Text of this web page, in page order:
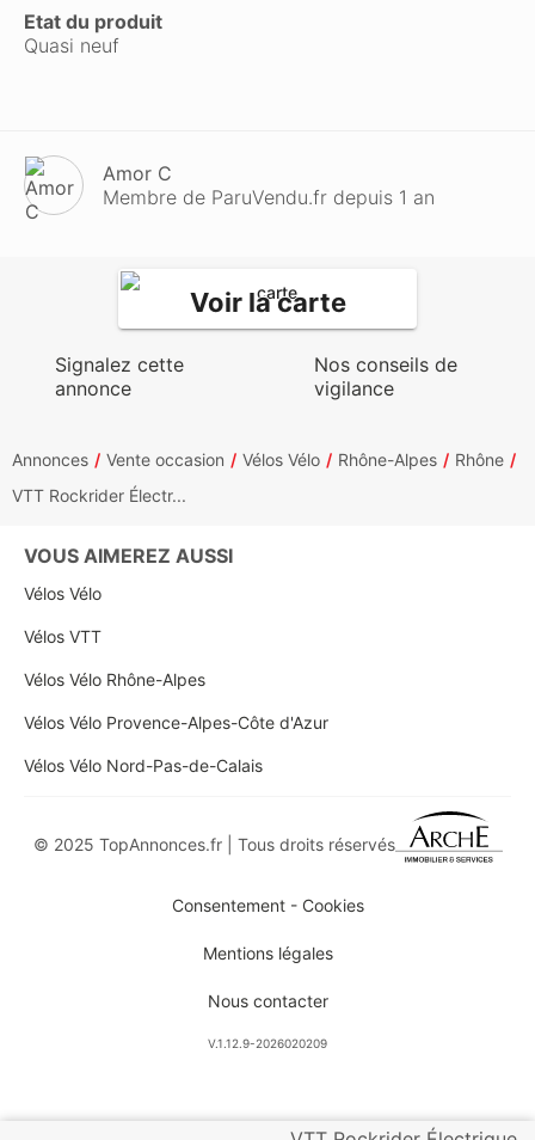
Etat du produit
Quasi neuf
Amor C
Membre de ParuVendu.fr depuis 1 an
Voir la carte
Signalez cette
annonce
Nos conseils de
vigilance
Annonces Vente occasion Vélos Vélo Rhône-Alpes
Rhône
VTT Rockrider Électr...
VOUS AIMEREZ AUSSI
Vélos Vélo
Vélos VTT
Vélos Vélo Rhône-Alpes
Vélos Vélo Provence-Alpes-Côte d'Azur
Vélos Vélo Nord-Pas-de-Calais
© 2025 TopAnnonces.fr | Tous droits réservés
Consentement - Cookies
Mentions légales
Nous contacter
V.1.12.9-2026020209